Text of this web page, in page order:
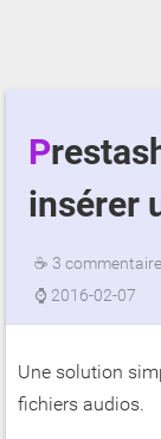
Prestashop : comment
insérer
☕ 3
⌚ 2016-02-07
Une solution
fichiers audios.